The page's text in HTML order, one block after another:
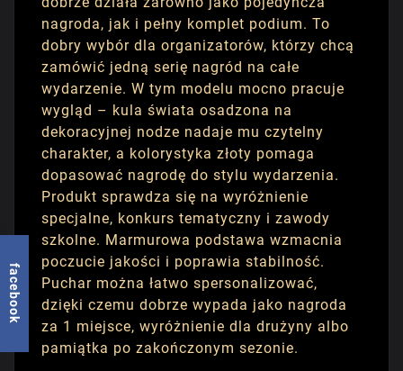
nagroda, jak i pełny komplet podium. To
dobry wybór dla organizatorów, którzy chcą
zamówić jedną serię nagród na całe
wydarzenie. W tym modelu mocno pracuje
wygląd – kula świata osadzona na
dekoracyjnej nodze nadaje mu czytelny
charakter, a kolorystyka złoty pomaga
dopasować nagrodę do stylu wydarzenia.
Produkt sprawdza się na wyróżnienie
specjalne, konkurs tematyczny i zawody
szkolne. Marmurowa podstawa wzmacnia
poczucie jakości i poprawia stabilność.
Puchar można łatwo spersonalizować,
dzięki czemu dobrze wypada jako nagroda
za 1 miejsce, wyróżnienie dla drużyny albo
pamiątka po zakończonym sezonie.
facebook